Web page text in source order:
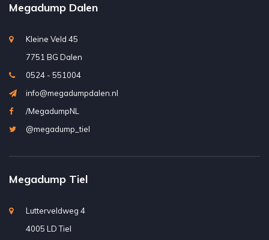
Megadump Dalen
Kleine Veld 45
7751 BG Dalen
0524 - 551004
info@megadumpdalen.nl
/MegadumpNL
@megadump_tiel
Megadump Tiel
Lutterveldweg 4
4005 LD Tiel